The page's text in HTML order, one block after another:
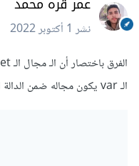
نشر1 أكتوبر 2022
الـ var يكون مجاله ضمن الدالة التي عرف بها.